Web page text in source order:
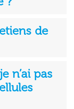
de
n’ai pas